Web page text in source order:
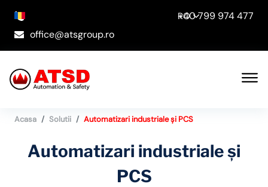
+40 799 974 477
RO
office@atsgroup.ro
Acasa Solutii Automatizari industriale și PCS
Automatizari industriale și
PCS